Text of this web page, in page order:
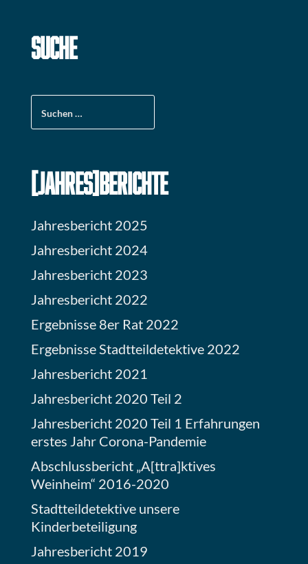
SUCHE
[JAHRES]BERICHTE
Jahresbericht 2025
Jahresbericht 2024
Jahresbericht 2023
Jahresbericht 2022
Ergebnisse 8er Rat 2022
Ergebnisse Stadtteildetektive 2022
Jahresbericht 2021
Jahresbericht 2020 Teil 2
Jahresbericht 2020 Teil 1 Erfahrungen
erstes Jahr Corona-Pandemie
Abschlussbericht „A[ttra]ktives
Weinheim“ 2016-2020
Stadtteildetektive unsere
Kinderbeteiligung
Jahresbericht 2019